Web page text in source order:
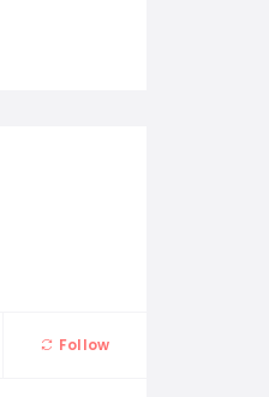
Follow